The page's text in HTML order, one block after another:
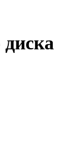
диска